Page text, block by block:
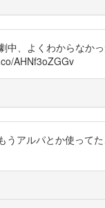
中、よくわからなか
AHNf3oZGGv
うアルパとか使って